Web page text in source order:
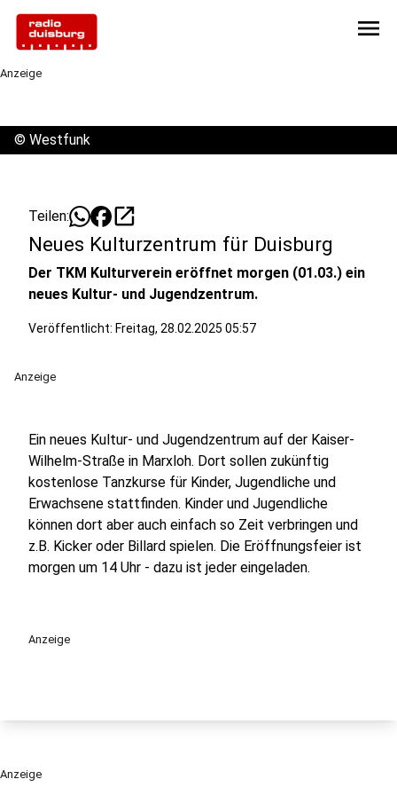
menu
Anzeige
© Westfunk
Teilen: open_in_new
Neues Kulturzentrum für Duisburg
Der TKM Kulturverein eröffnet morgen (01.03.) ein
neues Kultur- und Jugendzentrum.
Veröffentlicht: Freitag, 28.02.2025 05:57
Anzeige
Ein neues Kultur- und Jugendzentrum auf der Kaiser-
Wilhelm-Straße in Marxloh. Dort sollen zukünftig
kostenlose Tanzkurse für Kinder, Jugendliche und
Erwachsene stattfinden. Kinder und Jugendliche
können dort aber auch einfach so Zeit verbringen und
z.B. Kicker oder Billard spielen. Die Eröffnungsfeier ist
morgen um 14 Uhr - dazu ist jeder eingeladen.
Anzeige
Anzeige